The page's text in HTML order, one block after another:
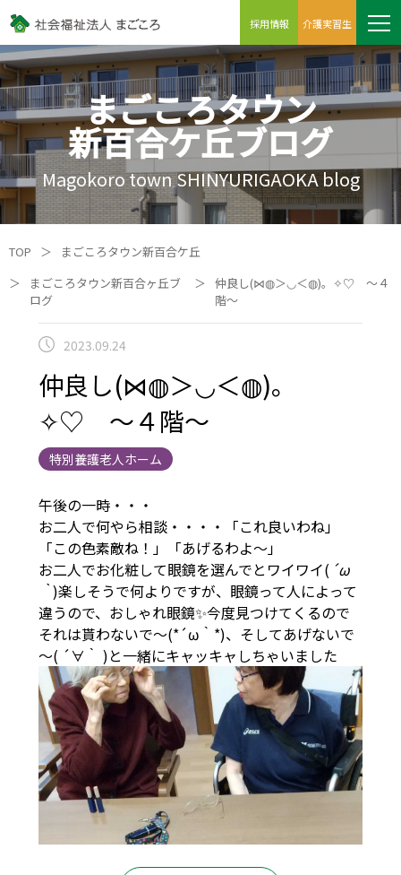
採用情報 介護実習生
まごころタウン
新百合ケ丘ブログ
Magokoro town SHINYURIGAOKA blog
TOP ＞
まごころタウン新百合ケ丘
＞
まごころタウン新百合ヶ丘ブ
ログ
＞ 仲良し(⋈◍＞◡＜◍)。✧♡ ～４
階～
2023.09.24
仲良し(⋈◍＞◡＜◍)。
✧♡ ～４階～
特別養護老人ホーム
午後の一時・・・
お二人で何やら相談・・・・「これ良いわね」
「この色素敵ね！」「あげるわよ～」
お二人でお化粧して眼鏡を選んでとワイワイ( ´ω
｀)楽しそうで何よりですが、眼鏡って人によって
違うので、おしゃれ眼鏡✨今度見つけてくるので
それは貰わないで～(*´ω｀*)、そしてあげないで
～( ´∀｀ )と一緒にキャッキャしちゃいました